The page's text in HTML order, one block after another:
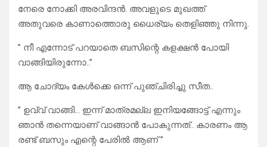
നേരെ നോക്കി അരവിന്ദൻ. അവളുടെ മുഖത്ത്
അതുവരെ കാണാത്തൊരു ധൈര്യം തെളിഞ്ഞു നിന്നു.
” നീ എന്നോട് പറയാതെ ബസിന്റെ കളക്ഷൻ പോയി
വാങ്ങിയിരുന്നോ..”
ആ ചോദ്യം കേൾക്കെ ഒന്ന് പുഞ്ചിരിച്ചു സീത..
” ഉവ്വ് വാങ്ങി… ഇന്ന് മാത്രമല്ല ഇനിയങ്ങോട്ട് എന്നും
ഞാൻ തന്നെയാണ് വാങ്ങാൻ പോകുന്നത്.. കാരണം ആ
രണ്ട് ബസും എന്റെ പേരിൽ ആണ് ”